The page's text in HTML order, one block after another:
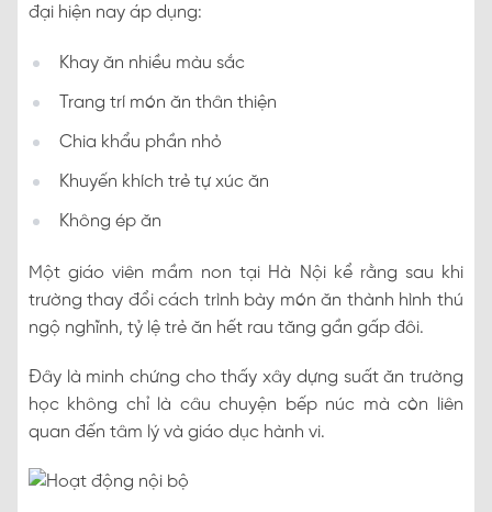
đại hiện nay áp dụng:
Khay ăn nhiều màu sắc
Trang trí món ăn thân thiện
Chia khẩu phần nhỏ
Khuyến khích trẻ tự xúc ăn
Không ép ăn
Một giáo viên mầm non tại Hà Nội kể rằng sau khi
trường thay đổi cách trình bày món ăn thành hình thú
ngộ nghĩnh, tỷ lệ trẻ ăn hết rau tăng gần gấp đôi.
Đây là minh chứng cho thấy xây dựng suất ăn trường
học không chỉ là câu chuyện bếp núc mà còn liên
quan đến tâm lý và giáo dục hành vi.